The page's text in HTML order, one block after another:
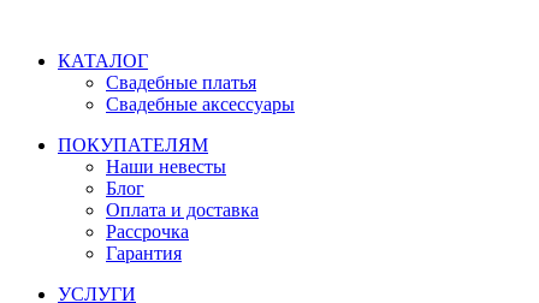
КАТАЛОГ
Свадебные платья
Свадебные аксессуары
ПОКУПАТЕЛЯМ
Наши невесты
Блог
Оплата и доставка
Рассрочка
Гарантия
УСЛУГИ